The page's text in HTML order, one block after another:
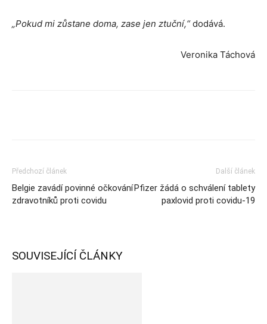
„Pokud mi zůstane doma, zase jen ztuční,“dodává.
Veronika Táchová
Předchozí článek
Belgie zavádí povinné očkování
zdravotníků proti covidu
Další článek
Pfizer žádá o schválení tablety
paxlovid proti covidu-19
SOUVISEJÍCÍ ČLÁNKY